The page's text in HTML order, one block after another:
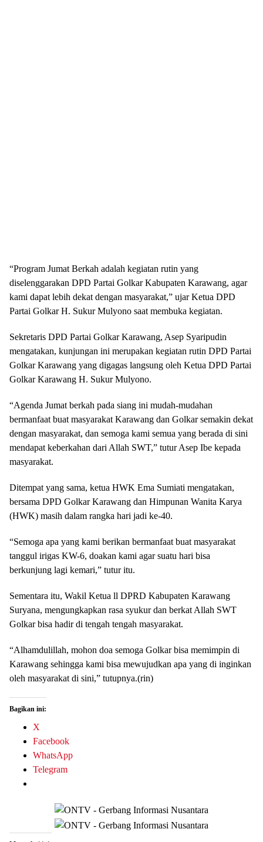
“Program Jumat Berkah adalah kegiatan rutin yang
diselenggarakan DPD Partai Golkar Kabupaten Karawang, agar
kami dapat lebih dekat dengan masyarakat,” ujar Ketua DPD
Partai Golkar H. Sukur Mulyono saat membuka kegiatan.
Sekretaris DPD Partai Golkar Karawang, Asep Syaripudin
mengatakan, kunjungan ini merupakan kegiatan rutin DPD Partai
Golkar Karawang yang digagas langsung oleh Ketua DPD Partai
Golkar Karawang H. Sukur Mulyono.
“Agenda Jumat berkah pada siang ini mudah-mudahan
bermanfaat buat masyarakat Karawang dan Golkar semakin dekat
dengan masyarakat, dan semoga kami semua yang berada di sini
mendapat keberkahan dari Allah SWT,” tutur Asep Ibe kepada
masyarakat.
Ditempat yang sama, ketua HWK Ema Sumiati mengatakan,
bersama DPD Golkar Karawang dan Himpunan Wanita Karya
(HWK) masih dalam rangka hari jadi ke-40.
“Semoga apa yang kami berikan bermanfaat buat masyarakat
tanggul irigas KW-6, doakan kami agar suatu hari bisa
berkunjung lagi kemari,” tutur itu.
Sementara itu, Wakil Ketua ll DPRD Kabupaten Karawang
Suryana, mengungkapkan rasa syukur dan berkat Allah SWT
Golkar bisa hadir di tengah tengah masyarakat.
“Alhamdulillah, mohon doa semoga Golkar bisa memimpin di
Karawang sehingga kami bisa mewujudkan apa yang di inginkan
oleh masyarakat di sini,” tutupnya.(rin)
Bagikan ini:
X
Facebook
WhatsApp
Telegram